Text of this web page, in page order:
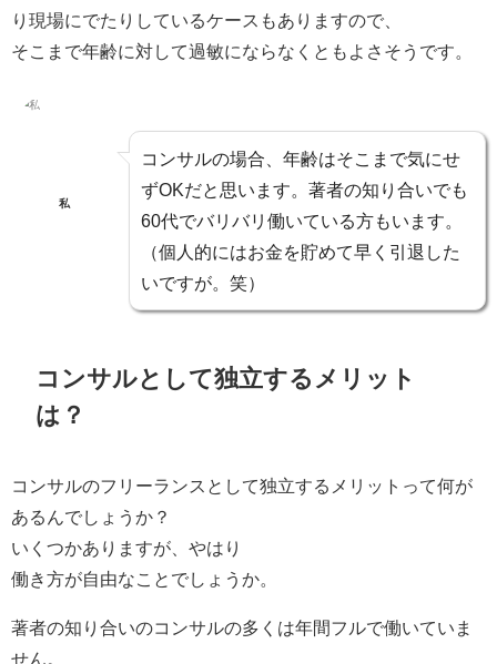
り現場にでたりしているケースもありますので、
そこまで年齢に対して過敏にならなくともよさそうです。
私
コンサルの場合、年齢はそこまで気にせ
ずOKだと思います。著者の知り合いでも
60代でバリバリ働いている方もいます。
（個人的にはお金を貯めて早く引退した
いですが。笑）
コンサルとして独立するメリット
は？
コンサルのフリーランスとして独立するメリットって何が
あるんでしょうか？
いくつかありますが、やはり
働き方が自由なことでしょうか。
著者の知り合いのコンサルの多くは年間フルで働いていま
せん。